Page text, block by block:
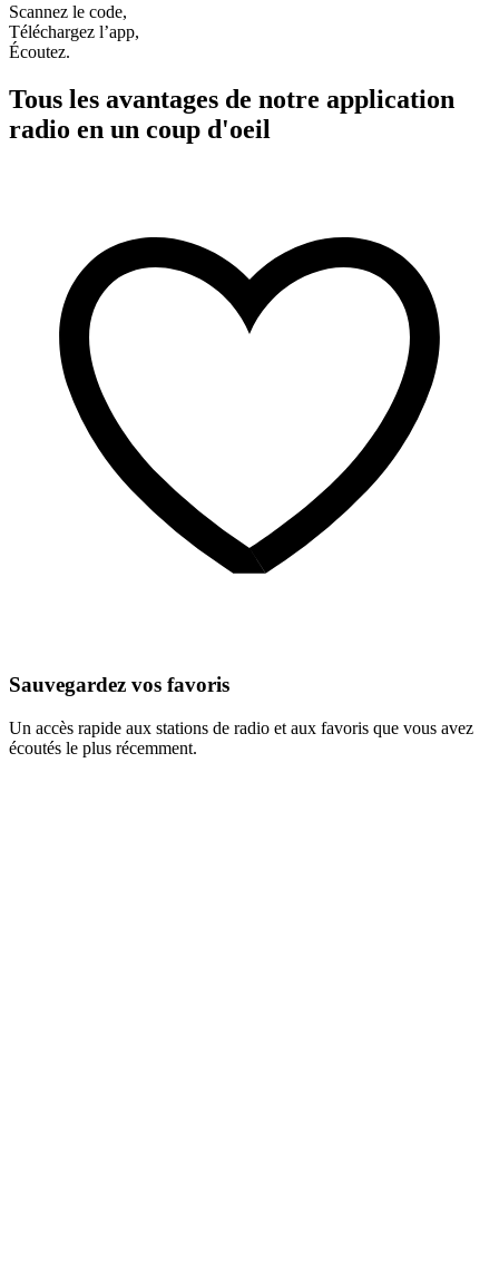
Scannez le code,
Téléchargez l’app,
Écoutez.
Tous les avantages de notre application
radio en un coup d'oeil
Sauvegardez vos favoris
Un accès rapide aux stations de radio et aux favoris que vous avez
écoutés le plus récemment.